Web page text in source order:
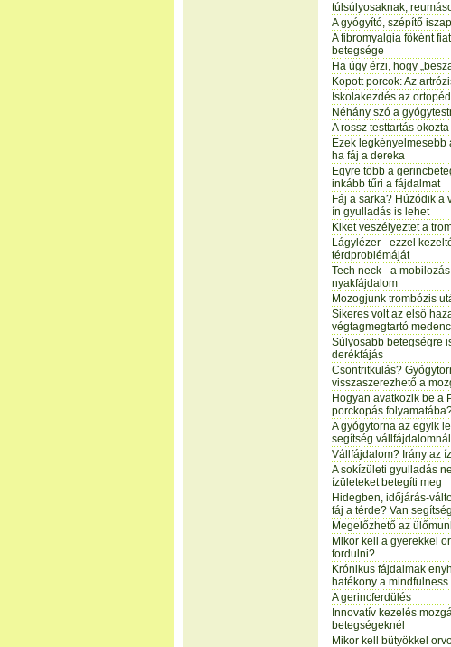
túlsúlyosaknak,
A gyógyító, szépítő iszap
A fibromyalgia főként
betegsége
Ha úgy érzi, hogy
Kopott porcok: Az
Iskolakezdés az
Néhány szó a
A rossz testtartás
Ezek legkényelmesebb
ha fáj a dereka
Egyre több a
inkább tűri a fájdalmat
Fáj a sarka? Húzódik a
ín gyulladás is lehet
Kiket veszélyeztet a
Lágylézer - ezzel
térdproblémáját
Tech neck - a
nyakfájdalom
Mozogjunk trombózis
Sikeres volt az első
végtagmegtartó
Súlyosabb betegségre
derékfájás
Csontritkulás?
visszaszerezhető a
Hogyan avatkozik be a
porckopás
A gyógytorna az egyik
segítség vállfájdalomnál
Vállfájdalom? Irány az
A sokízületi gyulladás
ízületeket betegíti meg
Hidegben, időjárás-
fáj a térde? Van
Megelőzhető az
Mikor kell a gyerekkel
fordulni?
Krónikus fájdalmak
hatékony a mindfulness
A gerincferdülés
Innovatív kezelés
betegségeknél
Mikor kell bütyökkel